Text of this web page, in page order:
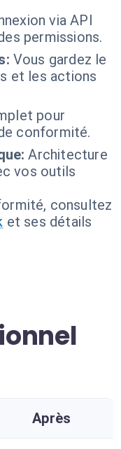
via API
permissions.
Vous gardez le
et les actions
pour
conformité.
Architecture
vos outils
consultez
et ses détails
Après